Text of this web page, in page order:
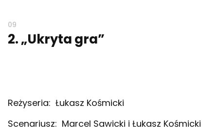
2. „Ukryta gra”
Reżyseria: Łukasz Kośmicki
Scenariusz: Marcel Sawicki i Łukasz Kośmicki